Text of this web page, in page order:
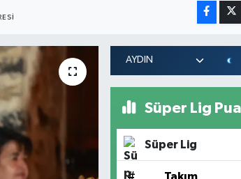
Süper Lig
Süper Lig
# Takım